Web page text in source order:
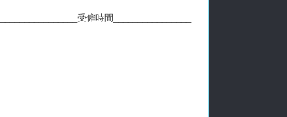
受僱時間________________